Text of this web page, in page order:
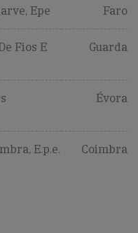
Epe Faro
Fios E
Guarda
Évora
E.p.e. Coimbra